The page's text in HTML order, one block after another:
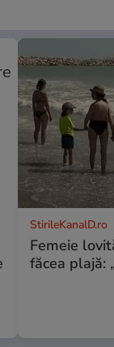
StirileKanalD.ro
Femeie
făcea plajă: